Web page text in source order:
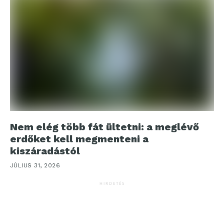
Nem elég több fát ültetni: a meglévő
erdőket kell megmenteni a
kiszáradástól
JÚLIUS 31, 2026
HIRDETÉS